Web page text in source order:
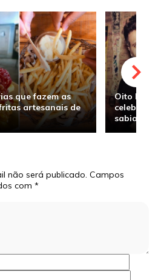
que fazem as
artesanais de
Oito
sabia
não será publicado. Campos
com *